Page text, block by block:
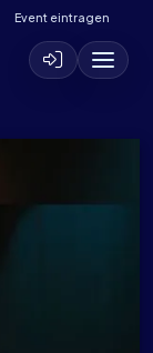
Event eintragen